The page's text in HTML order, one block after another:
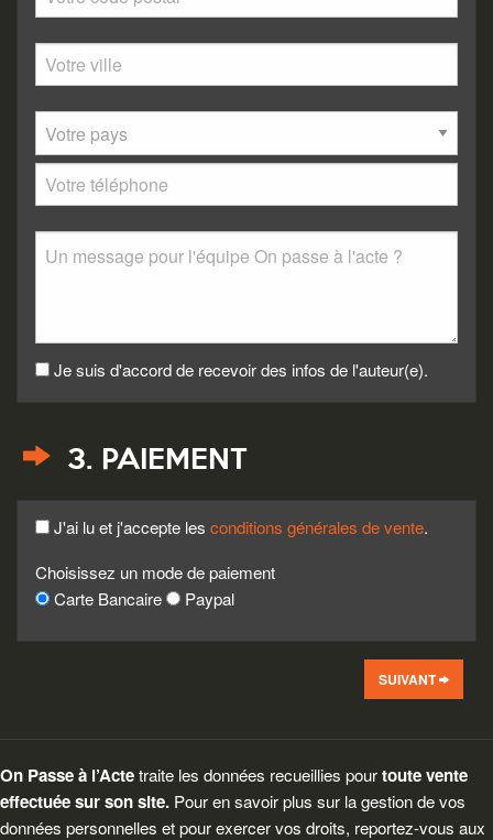
Je suis d'accord de recevoir des infos de l'auteur(e).
3. PAIEMENT
J'ai lu et j'accepte les conditions générales de vente.
Choisissez un mode de paiement
Carte Bancaire
Paypal
SUIVANT
On Passe à l’Actetraite les données recueillies pourtoute vente
effectuée sur son site. Pour en savoir plus sur la gestion de vos
données personnelles et pour exercer vos droits, reportez-vous aux